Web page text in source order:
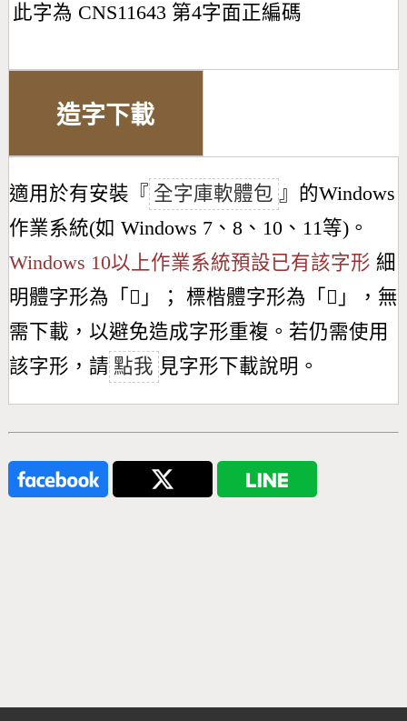
此字為 CNS11643 第4字面正編碼
造字下載
適用於有安裝『 全字庫軟體包 』的Windows
作業系統(如 Windows 7、8、10、11等)。
Windows 10以上作業系統預設已有該字形 細
明體字形為「 𥷚 」； 標楷體字形為「 𥷚 」，無
需下載，以避免造成字形重複。若仍需使用
該字形，請 點我 見字形下載說明。